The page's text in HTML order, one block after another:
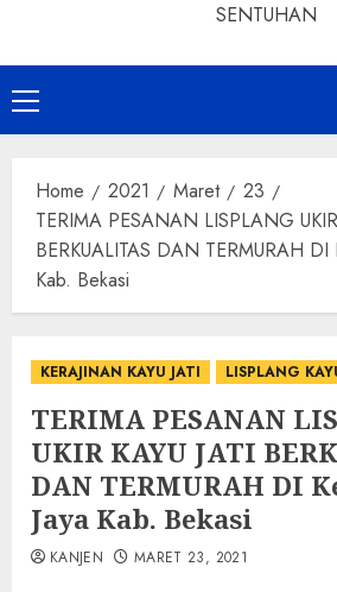
SENTUHAN
Home 2021 Maret
23
TERIMA PESANAN LISPLANG
BERKUALITAS DAN TERMURAH DI
Kab. Bekasi
KERAJINAN KAYU JATI LISPLANG
TERIMA PESANAN
UKIR KAYU JATI
DAN TERMURAH DI
Jaya Kab. Bekasi
KANJEN MARET 23, 2021